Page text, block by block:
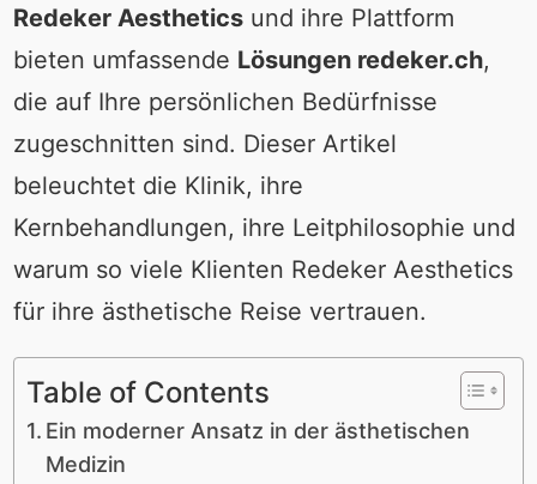
Redeker Aestheticsund ihre Plattform
bieten umfassende Lösungen redeker.ch,
die auf Ihre persönlichen Bedürfnisse
zugeschnitten sind. Dieser Artikel
beleuchtet die Klinik, ihre
Kernbehandlungen, ihre Leitphilosophie und
warum so viele Klienten Redeker Aesthetics
für ihre ästhetische Reise vertrauen.
Table of Contents
Ein moderner Ansatz in der ästhetischen
Medizin